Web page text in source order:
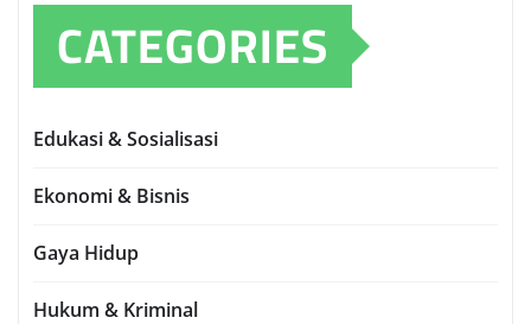
CATEGORIES
Edukasi & Sosialisasi
Ekonomi & Bisnis
Gaya Hidup
Hukum & Kriminal